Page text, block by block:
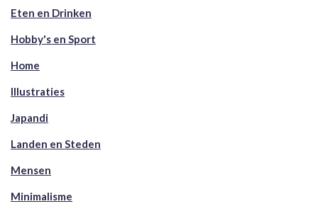
Eten en Drinken
Hobby's en Sport
Home
Illustraties
Japandi
Landen en Steden
Mensen
Minimalisme